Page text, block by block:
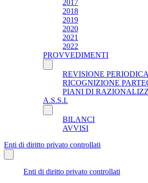
2017
2018
2019
2020
2021
2022
PROVVEDIMENTI
REVISIONE PERIODICA
RICOGNIZIONE
PIANI DI
A.S.S.I.
BILANCI
AVVISI
Enti di diritto privato controllati
Enti di diritto privato controllati